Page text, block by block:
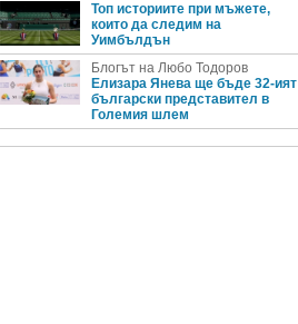
Топ историите при мъжете,
които да следим на
Уимбълдън
Блогът на Любо Тодоров
Елизара Янева ще бъде 32-ият
български представител в
Големия шлем